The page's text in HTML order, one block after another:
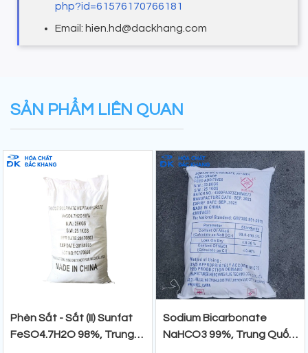
php?id=61576170766181
Email: hien.hd@dackhang.com
SẢN PHẨM LIÊN QUAN
Phèn Sắt - Sắt (II) Sunfat
FeSO4.7H2O 98%, Trung
Sodium Bicarbonate
NaHCO3 99%, Trung Quốc,